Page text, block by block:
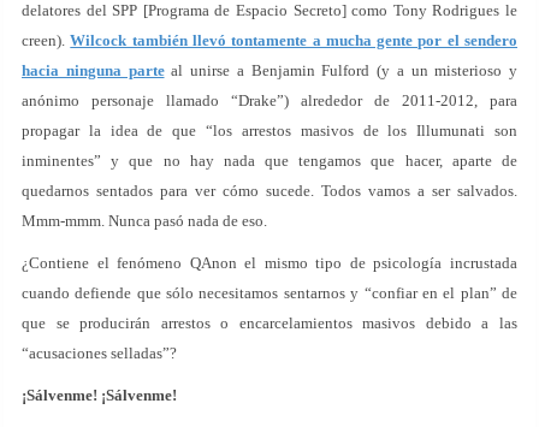
delatores del SPP [Programa de Espacio Secreto] como Tony Rodrigues le
creen).Wilcock también llevó tontamente a mucha gente por el sendero
hacia ninguna parteal unirse a Benjamin Fulford (y a un misterioso y
anónimo personaje llamado “Drake”) alrededor de 2011-2012, para
propagar la idea de que “los arrestos masivos de los Illumunati son
inminentes” y que no hay nada que tengamos que hacer, aparte de
quedarnos sentados para ver cómo sucede. Todos vamos a ser salvados.
Mmm-mmm. Nunca pasó nada de eso.
¿Contiene el fenómeno QAnon el mismo tipo de psicología incrustada
cuando defiende que sólo necesitamos sentarnos y “confiar en el plan” de
que se producirán arrestos o encarcelamientos masivos debido a las
“acusaciones selladas”?
¡Sálvenme! ¡Sálvenme!